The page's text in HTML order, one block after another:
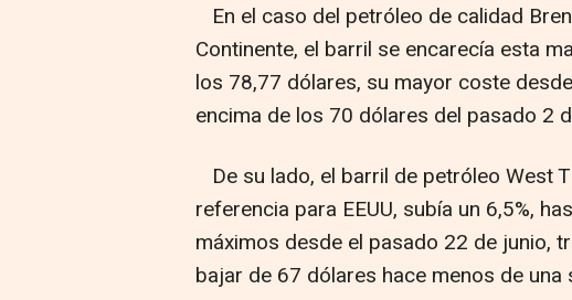
En el caso del petróleo de calidad
Continente, el barril se encarecía esta
los 78,77 dólares, su mayor coste
encima de los 70 dólares del pasado 2
De su lado, el barril de petróleo West
referencia para EEUU, subía un 6,5%,
máximos desde el pasado 22 de junio,
bajar de 67 dólares hace menos de una